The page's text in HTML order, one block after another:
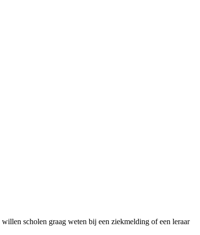
scholen graag weten bij een ziekmelding of een leraar